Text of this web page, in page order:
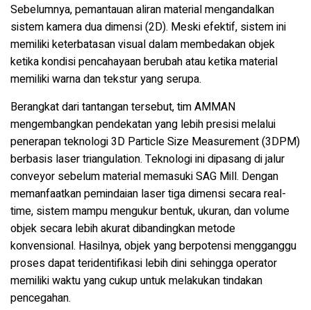
Sebelumnya, pemantauan aliran material mengandalkan
sistem kamera dua dimensi (2D). Meski efektif, sistem ini
memiliki keterbatasan visual dalam membedakan objek
ketika kondisi pencahayaan berubah atau ketika material
memiliki warna dan tekstur yang serupa.
Berangkat dari tantangan tersebut, tim AMMAN
mengembangkan pendekatan yang lebih presisi melalui
penerapan teknologi3D Particle Size Measurement(3DPM)
berbasis laser triangulation. Teknologi ini dipasang di jalur
conveyor sebelum material memasuki SAG Mill. Dengan
memanfaatkan pemindaian laser tiga dimensi secara real-
time, sistem mampu mengukur bentuk, ukuran, dan volume
objek secara lebih akurat dibandingkan metode
konvensional. Hasilnya, objek yang berpotensi mengganggu
proses dapat teridentifikasi lebih dini sehingga operator
memiliki waktu yang cukup untuk melakukan tindakan
pencegahan.